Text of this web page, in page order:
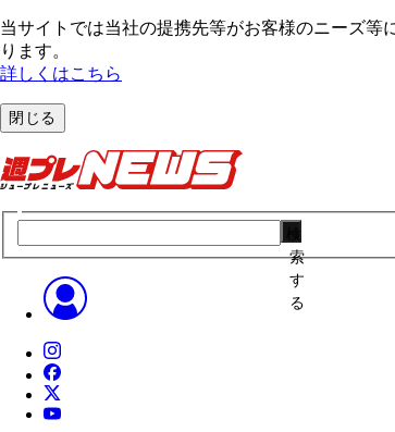
当サイトでは当社の提携先等がお客様のニーズ等
ります。
詳しくはこちら
閉じる
索
す
る